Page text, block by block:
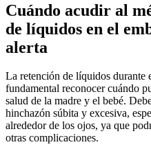
Cuándo acudir al
de líquidos en el
alerta
La retención de líquidos durante
fundamental reconocer cuándo
salud de la madre y el bebé.
hinchazón súbita y excesiva,
alrededor de los ojos, ya que
otras complicaciones.